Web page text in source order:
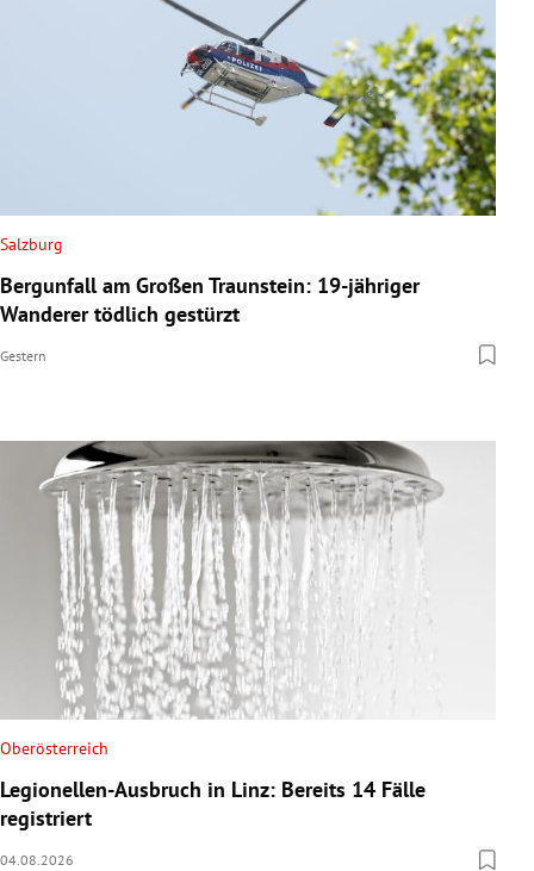
Salzburg
Bergunfall am Großen Traunstein: 19-jähriger
Wanderer tödlich gestürzt
Gestern
Oberösterreich
Legionellen-Ausbruch in Linz: Bereits 14 Fälle
registriert
04.08.2026